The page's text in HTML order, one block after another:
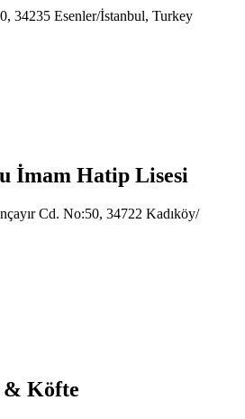
34235 Esenler/İstanbul, Turkey
İmam Hatip Lisesi
Cd. No:50, 34722 Kadıköy/
& Köfte